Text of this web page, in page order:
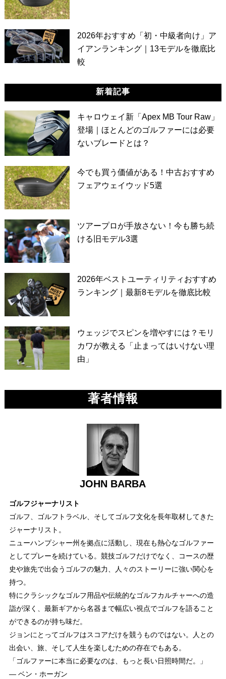
2026年おすすめ「初・中級者向け」ア
イアンランキング｜13モデルを徹底比
較
新着記事
キャロウェイ新「Apex MB Tour Raw」
登場｜ほとんどのゴルファーには必要
ないブレードとは？
今でも買う価値がある！中古おすすめ
フェアウェイウッド5選
ツアープロが手放さない！今も勝ち続
ける旧モデル3選
2026年ベストユーティリティおすすめ
ランキング｜最新8モデルを徹底比較
ウェッジでスピンを増やすには？モリ
カワが教える「止まってはいけない理
由」
著者情報
JOHN BARBA
ゴルフジャーナリスト
ゴルフ、ゴルフトラベル、そしてゴルフ文化を長年取材してきた
ジャーナリスト。
ニューハンプシャー州を拠点に活動し、現在も熱心なゴルファー
としてプレーを続けている。競技ゴルフだけでなく、コースの歴
史や旅先で出会うゴルフの魅力、人々のストーリーに強い関心を
持つ。
特にクラシックなゴルフ用品や伝統的なゴルフカルチャーへの造
詣が深く、最新ギアから名器まで幅広い視点でゴルフを語ること
ができるのが持ち味だ。
ジョンにとってゴルフはスコアだけを競うものではない。人との
出会い、旅、そして人生を楽しむための存在でもある。
「ゴルファーに本当に必要なのは、もっと長い日照時間だ。」
― ベン・ホーガン